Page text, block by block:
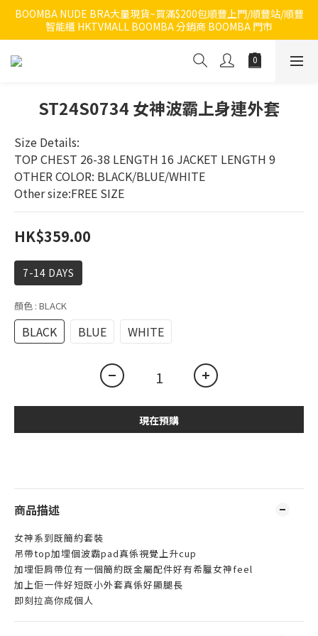
BOOMBA NUDE BRA大量現貨~買滿$200包順豐上門/順豐站/順豐
智能櫃 HKTVMALL BOOMBA 分銷商 BOOMBA 門市
ST24S0734 女神波霸上身連外套
Size Details:
TOP CHEST 26-38 LENGTH 16 JACKET LENGTH 9
OTHER COLOR: BLACK/BLUE/WHITE
Other size:FREE SIZE
HK$359.00
7-14 DAYS
顏色 : BLACK
BLACK BLUE WHITE
現在預購
商品描述
女神系到既簡約套裝
吊帶top加埋個波霸pad真係視覺上升cup
加埋佢肩帶位有一個簡約既金屬配件好有希臘女神feel
加上佢一件好短既小外套真係好顯腿長
即刻拉高你成個人